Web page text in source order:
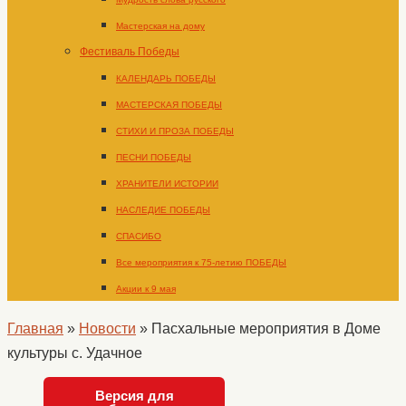
Мастерская на дому
Фестиваль Победы
КАЛЕНДАРЬ ПОБЕДЫ
МАСТЕРСКАЯ ПОБЕДЫ
СТИХИ И ПРОЗА ПОБЕДЫ
ПЕСНИ ПОБЕДЫ
ХРАНИТЕЛИ ИСТОРИИ
НАСЛЕДИЕ ПОБЕДЫ
СПАСИБО
Все мероприятия к 75-летию ПОБЕДЫ
Акции к 9 мая
Главная » Новости » Пасхальные мероприятия в Доме
культуры с. Удачное
Версия для